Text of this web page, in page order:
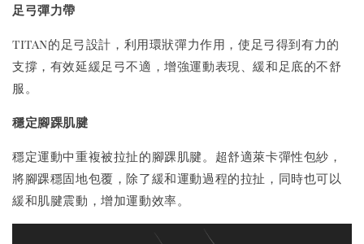
足弓彈力帶
titan的足弓設計，利用環狀彈力作用，使足弓得到有力的
支撐，有效延緩足弓不適，增強運動表現、緩和足底的不舒
服。
穩定腳踝肌腱
穩定運動中重複被拉扯的腳踝肌腱。超舒適萊卡彈性包紗，
將腳踝穩固地包覆，除了緩和運動過程的拉扯，同時也可以
緩和肌腱震動，增加運動效率。